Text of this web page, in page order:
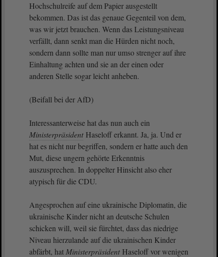
Hochschulreife auf dem Papier ausgestellt
bekommen. Das ist das genaue Gegenteil von dem,
was wir jetzt brauchen. Wenn das Leistungsniveau
verfällt, dann senkt man die Hürden nicht noch,
sondern dann sollte man nur umso strenger auf ihre
Einhaltung achten und sie an der einen oder
anderen Stelle sogar leicht anheben.
(Beifall bei der AfD)
Interessanterweise hat das nun auch ein
Ministerpräsident Haseloff erkannt. Ja, ja. Und er
hat es nicht nur begriffen, sondern er hatte auch den
Mut, diese ungern gehörte Erkenntnis
auszusprechen. In doppelter Hinsicht also eher
atypisch für die CDU.
Angesprochen auf eine ukrainische Diplomatin, die
ukrainische Kinder nicht an deutsche Schulen
schicken will, weil sie fürchtet, dass das niedrige
Niveau hierzulande auf die ukrainischen Kinder
abfärbt, hat Ministerpräsident Haseloff vor wenigen